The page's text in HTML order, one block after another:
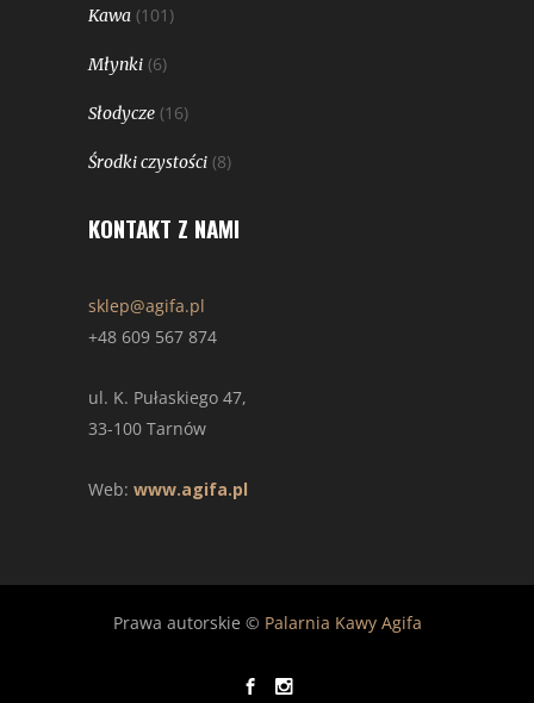
Kawa (101)
Młynki (6)
Słodycze (16)
Środki czystości (8)
KONTAKT Z NAMI
sklep@agifa.pl
+48 609 567 874
ul. K. Pułaskiego 47,
33-100 Tarnów
Web: www.agifa.pl
Prawa autorskie © Palarnia Kawy Agifa